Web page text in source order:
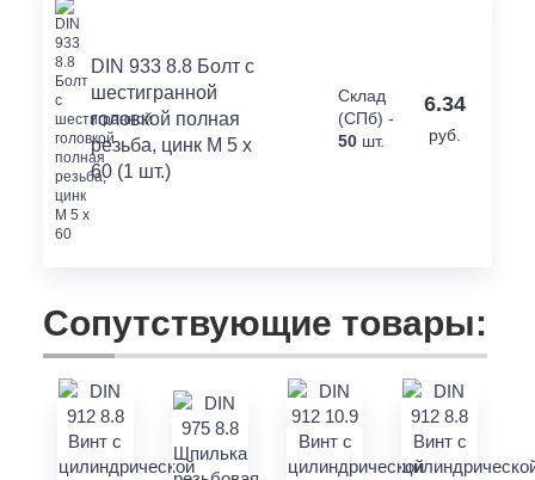
DIN 933 8.8 Болт с
шестигранной
головкой полная
резьба, цинк M 5 x
60 (1 шт.)
Склад
(СПб) -
50 шт.
6.34
руб.
Сопутствующие товары: